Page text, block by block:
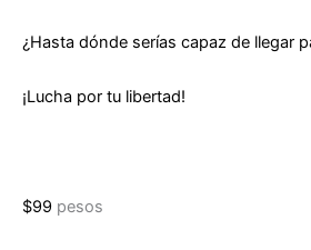
¿Hasta dónde serías capaz de llegar
¡Lucha por tu libertad!
$99 pesos